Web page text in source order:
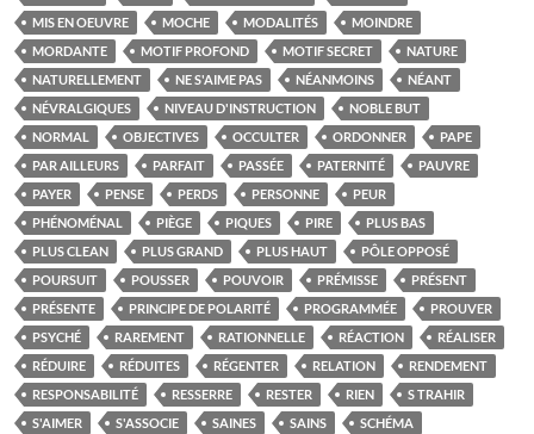
MIS EN OEUVRE
MOCHE MODALITÉS
MOINDRE
MORDANTE
MOTIF PROFOND MOTIF SECRET
NATURE
NATURELLEMENT
NE S'AIME PAS NÉANMOINS
NÉANT
NÉVRALGIQUES
NIVEAU D'INSTRUCTION
NOBLE BUT
NORMAL
OBJECTIVES OCCULTER ORDONNER
PAPE
PAR AILLEURS
PARFAIT PASSÉE PATERNITÉ
PAUVRE
PAYER
PENSE PERDS PERSONNE
PEUR
PHÉNOMÉNAL
PIÈGE PIQUES PIRE
PLUS BAS
PLUS CLEAN
PLUS GRAND PLUS HAUT
PÔLE OPPOSÉ
POURSUIT
POUSSER POUVOIR PRÉMISSE
PRÉSENT
PRÉSENTE
PRINCIPE DE POLARITÉ PROGRAMMÉE
PROUVER
PSYCHÉ
RAREMENT RATIONNELLE RÉACTION
RÉALISER
RÉDUIRE
RÉDUITES RÉGENTER RELATION
RENDEMENT
RESPONSABILITÉ
RESSERRE RESTER RIEN
S TRAHIR
S'AIMER
S'ASSOCIE SAINES SAINS
SCHÉMA